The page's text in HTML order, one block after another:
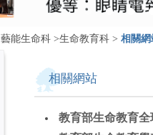
藝能生命科 >生命教育科 > 相關網
相關網站
教育部生命教育全